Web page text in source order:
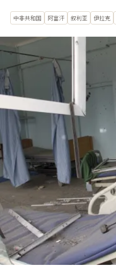
中非共和国 阿富汗 叙利亚 伊拉克